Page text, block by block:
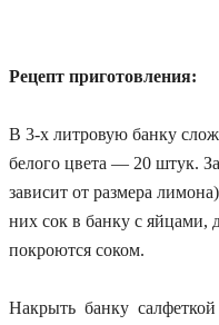
Рецепт приготовления:
В 3-х литровую банку
белого цвета — 20 штук.
зависит от размера
них сок в банку с яйцами,
покроются соком.
Накрыть банку